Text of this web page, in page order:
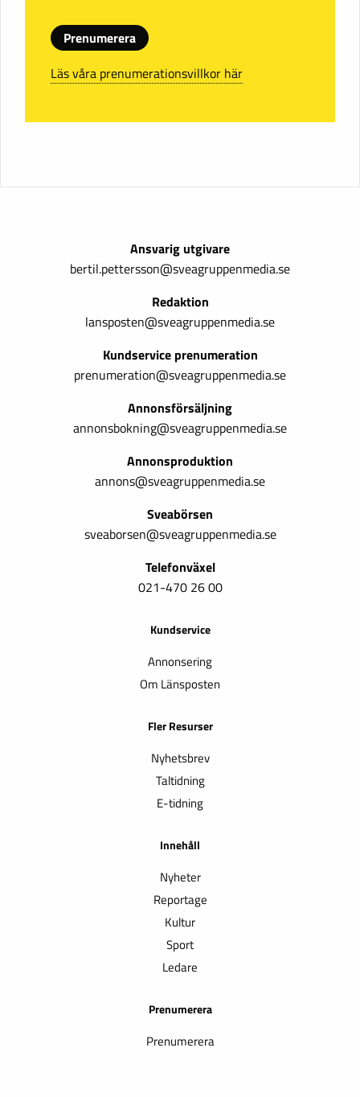
Prenumerera
Läs våra prenumerationsvillkor här
Ansvarig utgivare
bertil.pettersson@sveagruppenmedia.se
Redaktion
lansposten@sveagruppenmedia.se
Kundservice prenumeration
prenumeration@sveagruppenmedia.se
Annonsförsäljning
annonsbokning@sveagruppenmedia.se
Annonsproduktion
annons@sveagruppenmedia.se
Sveabörsen
sveaborsen@sveagruppenmedia.se
Telefonväxel
021-470 26 00
Kundservice
Annonsering
Om Länsposten
Fler Resurser
Nyhetsbrev
Taltidning
E-tidning
Innehåll
Nyheter
Reportage
Kultur
Sport
Ledare
Prenumerera
Prenumerera